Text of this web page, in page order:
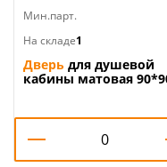
Мин.парт.
На складе1
Дверь для душевой
кабины матовая